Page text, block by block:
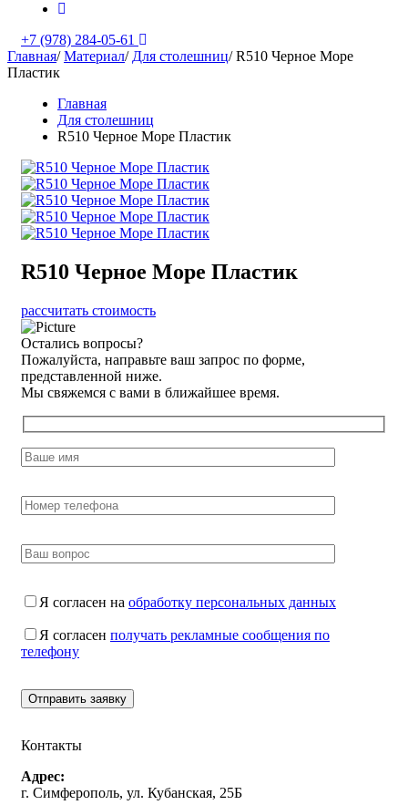
+7 (978) 284-05-61
Главная/ Материал/ Для столешниц/ R510 Черное Море
Пластик
Главная
Для столешниц
R510 Черное Море Пластик
R510 Черное Море Пластик
рассчитать стоимость
Остались вопросы?
Пожалуйста, направьте ваш запрос по форме,
представленной ниже.
Мы свяжемся с вами в ближайшее время.
Я согласен на обработку персональных данных
Я согласен получать рекламные сообщения по
телефону
Контакты
Адрес:
г. Симферополь, ул. Кубанская, 25Б